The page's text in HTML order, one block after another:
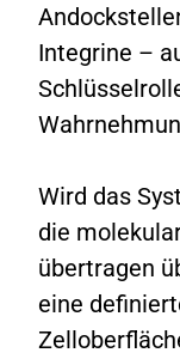
Integrine –
Wird das
die
übertragen
eine